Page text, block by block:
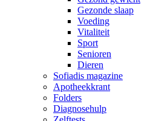
Gezonde slaap
Voeding
Vitaliteit
Sport
Senioren
Dieren
Sofiadis magazine
Apotheekkrant
Folders
Diagnosehulp